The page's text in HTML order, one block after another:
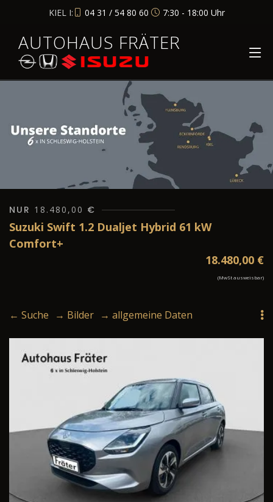
KIEL I: 04 31 / 54 80 60 7:30 - 18:00 Uhr
AUTOHAUS FRÄTER
NUR 18.480,00 €
Suzuki Swift 1.2 Dualjet Hybrid 61 kW
Comfort+
18.480,00 €
(MwSt ausweisbar)
← Suche → Bilder → allgemeine Daten